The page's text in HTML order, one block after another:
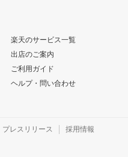
楽天のサービス一覧
出店のご案内
ご利用ガイド
ヘルプ・問い合わせ
プレスリリース 採用情報